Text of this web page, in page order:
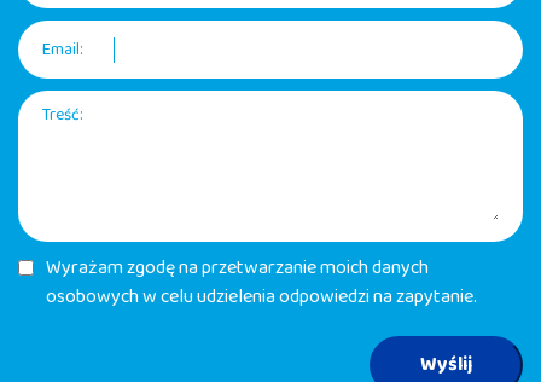
Email:
Treść:
Wyrażam zgodę na przetwarzanie moich danych
osobowych w celu udzielenia odpowiedzi na zapytanie.
Wyślij